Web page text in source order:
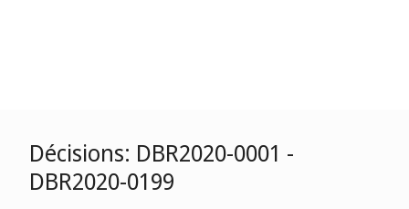
Décisions: DBR2020-0001 -
DBR2020-0199